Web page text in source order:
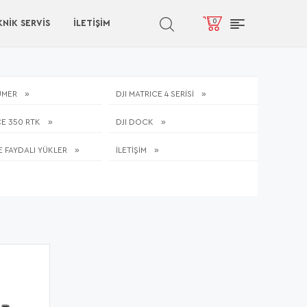
SERVİS İLETIŞIM 0
DJI MATRICE 4 SERİSİ
350 RTK DJI DOCK
FAYDALI YÜKLER İLETİŞİM